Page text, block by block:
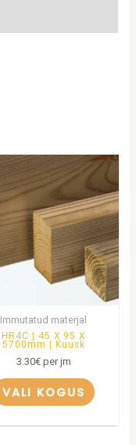
Immutatud materjal
HR4C | 45 X 95 X
5700mm | Kuusk
3.30€per jm
VALI KOGUS